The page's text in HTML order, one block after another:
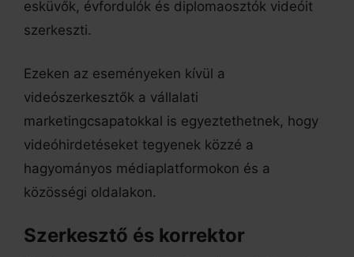
esküvők, évfordulók és diplomaosztók videóit
szerkeszti.
Ezeken az eseményeken kívül a
videószerkesztők a vállalati
marketingcsapatokkal is egyeztethetnek, hogy
videóhirdetéseket tegyenek közzé a
hagyományos médiaplatformokon és a
közösségi oldalakon.
Szerkesztő és korrektor